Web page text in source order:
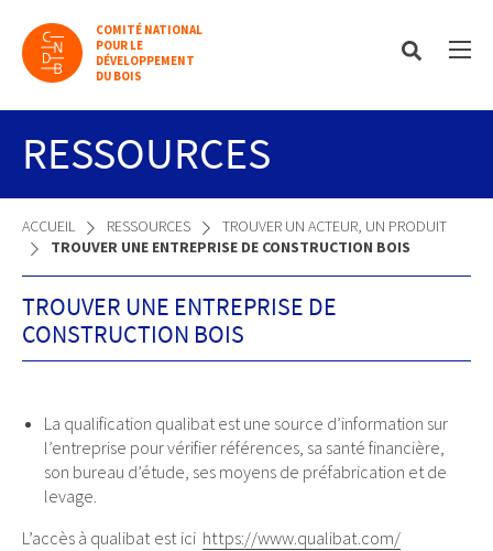
COMITÉ NATIONAL
POUR LE
DÉVELOPPEMENT
DU BOIS
RESSOURCES
ACCUEIL RESSOURCES
TROUVER UN ACTEUR, UN PRODUIT
TROUVER UNE ENTREPRISE DE CONSTRUCTION BOIS
TROUVER UNE ENTREPRISE DE
CONSTRUCTION BOIS
La qualification qualibat est une source d’information sur
l’entreprise pour vérifier références, sa santé financière,
son bureau d’étude, ses moyens de préfabrication et de
levage.
L’accès à qualibat est ici https://www.qualibat.com/